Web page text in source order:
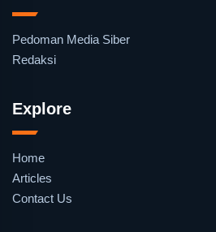
Pedoman Media Siber
Redaksi
Explore
Home
Articles
Contact Us